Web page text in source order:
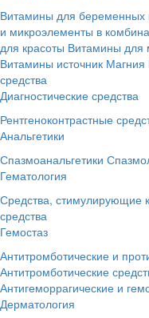
Витамины для
и микроэлементы в
для красоты Витамины для
Витамины источник Магния
средства
Диагностические средства
Рентгеноконтрастные
Анальгетики
Спазмоанальгетики
Гематология
Средства, стимулирующие
средства
Гемостаз
Антитромботические и
Антитромботические
Антигеморрагические и
Дерматология